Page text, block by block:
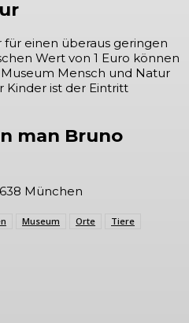
einen überaus geringen
Wert von 1 Euro können
Mensch und Natur
Kinder ist der Eintritt
man Bruno
München
Museum Orte Tiere